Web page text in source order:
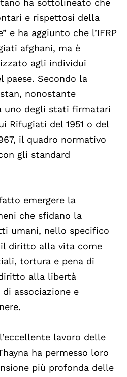
ha sottolineato che
e rispettosi della
e ha aggiunto che l’IFRP
afghani, ma è
agli individui
paese. Secondo la
nonostante
uno degli stati firmatari
Rifugiati del 1951 o del
il quadro normativo
gli standard
emergere la
che sfidano la
umani, nello specifico
diritto alla vita come
tortura e pena di
alla libertà
associazione e
lavoro delle
ha permesso loro
più profonda delle